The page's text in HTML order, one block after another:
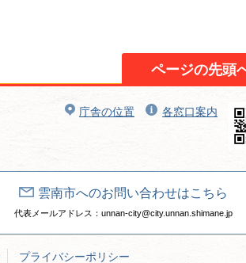
ページの先頭
庁舎の位置 各窓口案内
雲南市へのお問い合わせはこちら
代表メールアドレス：unnan-city@city.unnan.shimane.jp
プライバシーポリシー